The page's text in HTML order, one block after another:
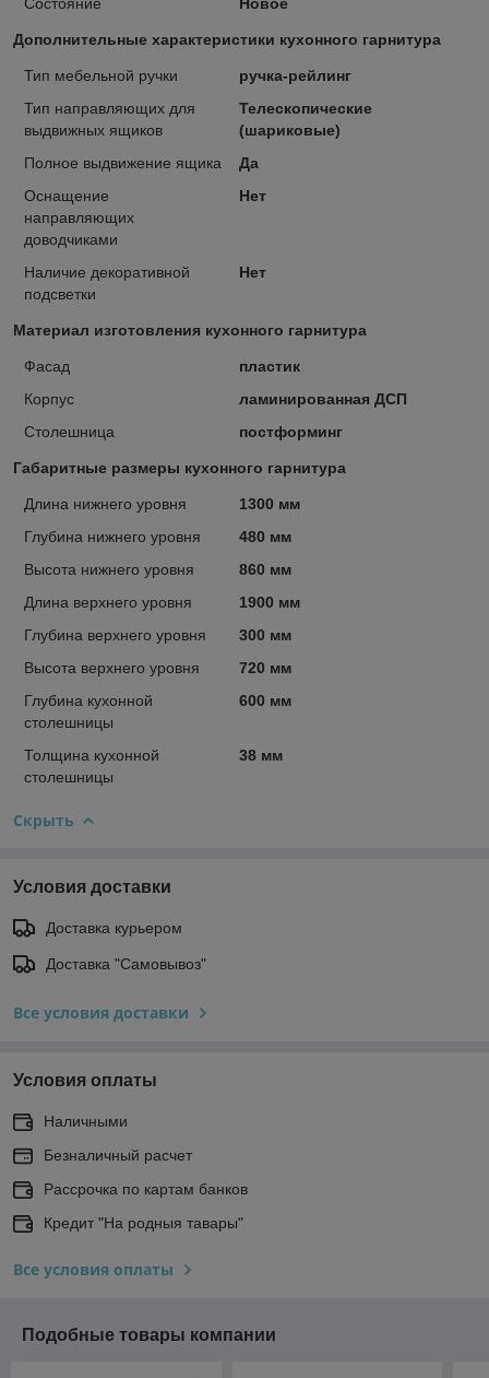
Дополнительные характеристики кухонного гарнитура
Тип мебельной ручки
ручка-рейлинг
Тип направляющих для
выдвижных ящиков
Телескопические
(шариковые)
Полное выдвижение ящика
Да
Оснащение
направляющих
доводчиками
Нет
Наличие декоративной
подсветки
Нет
Материал изготовления кухонного гарнитура
Фасад
пластик
Корпус
ламинированная ДСП
Столешница
постформинг
Габаритные размеры кухонного гарнитура
Длина нижнего уровня
1300 мм
Глубина нижнего уровня
480 мм
Высота нижнего уровня
860 мм
Длина верхнего уровня
1900 мм
Глубина верхнего уровня
300 мм
Высота верхнего уровня
720 мм
Глубина кухонной
столешницы
600 мм
Толщина кухонной
столешницы
38 мм
Скрыть
Условия доставки
Доставка курьером
Доставка "Самовывоз"
Все условия доставки
Условия оплаты
Наличными
Безналичный расчет
Рассрочка по картам банков
Кредит "На родныя тавары"
Все условия оплаты
Подобные товары компании